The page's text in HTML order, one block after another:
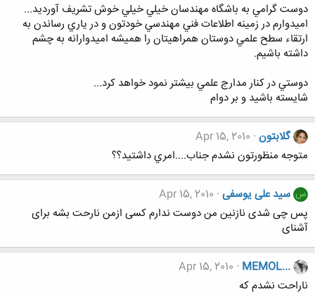
دوست گرامي به باشگاه مهندسان خيلي خيلي خوش تشريف آورديد...
اميدوارم در زمينه اطلاعات فني مهندسي خودتون و در ياري رساندن به
ارتقاء سطح علمي دوستان همراهيتان را هميشه اميدوارانه به چشم
داشته باشيم.
دوستي در كنار مدارج علمي بيشتر نمود خواهد كرد...
شايسته باشيد و بر دوام
گلابتون Apr 15, 2010
متوجه منظورتون نشدم جناب....امري داشتيد؟؟
س سید علی یوسفی Apr 15, 2010
پس چی شدی نازنین من دوست ندارم کسی ازمن نارحت بشه برای
آشنای
MEMOL...
Apr 15, 2010
ناراحت نشدم که